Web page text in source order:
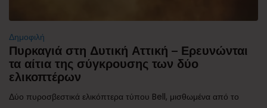
Δημοφιλή
Πυρκαγιά στη Δυτική Αττική – Ερευνώνται
τα αίτια της σύγκρουσης των δύο
ελικοπτέρων
Δύο πυροσβεστικά ελικόπτερα τύπου Bell, μισθωμένα από το